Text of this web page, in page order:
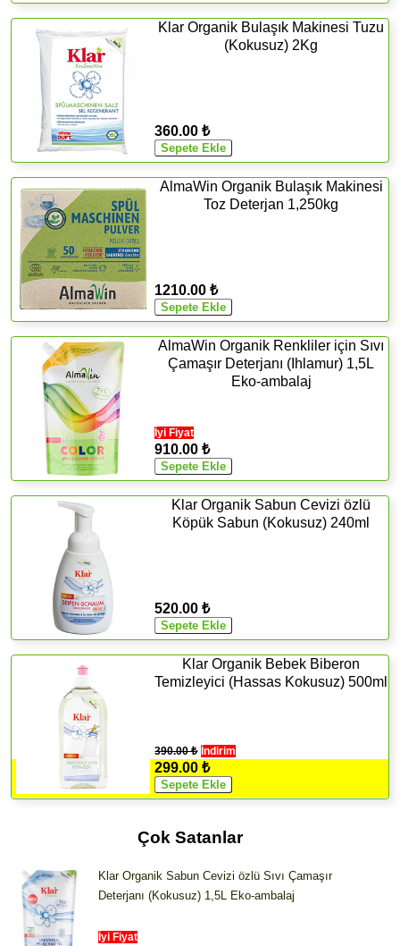
Klar Organik Bulaşık Makinesi Tuzu
(Kokusuz) 2Kg
360.00 ₺
AlmaWin Organik Bulaşık Makinesi
Toz Deterjan 1,250kg
1210.00 ₺
AlmaWin Organik Renkliler için Sıvı
Çamaşır Deterjanı (Ihlamur) 1,5L
Eko-ambalaj
İyi Fiyat
910.00 ₺
Klar Organik Sabun Cevizi özlü
Köpük Sabun (Kokusuz) 240ml
520.00 ₺
Klar Organik Bebek Biberon
Temizleyici (Hassas Kokusuz) 500ml
390.00 ₺ İndirim
299.00 ₺
Çok Satanlar
Klar Organik Sabun Cevizi özlü Sıvı Çamaşır
Deterjanı (Kokusuz) 1,5L Eko-ambalaj
İyi Fiyat